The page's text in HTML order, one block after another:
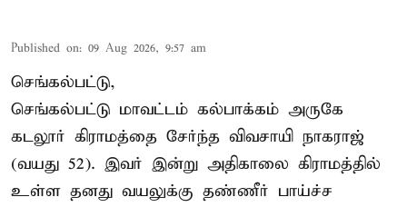
Published on: 09 Aug 2026, 9:57 am
செங்கல்பட்டு,
செங்கல்பட்டு மாவட்டம் கல்பாக்கம் அருகே
கடலூர் கிராமத்தை சேர்ந்த விவசாயி நாகராஜ்
(வயது 52). இவர் இன்று அதிகாலை கிராமத்தில்
உள்ள தனது வயலுக்கு தண்ணீர் பாய்ச்ச